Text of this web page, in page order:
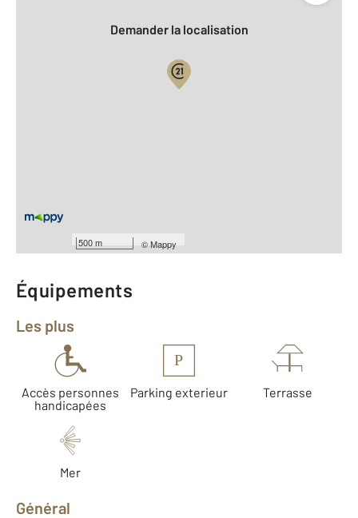
500 m ©Mappy
Demander la localisation
Type de construction : Traditionnelle
Année construction : 1965
Équipements
Les plus
Accès personnes
handicapées
P
Parking exterieur Terrasse
Mer
Général